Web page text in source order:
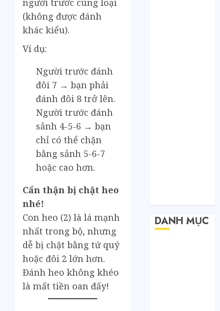
người trước cùng loại
(không được đánh
khác kiểu).
Ví dụ:
Người trước đánh
đôi 7 → bạn phải
đánh đôi 8 trở lên.
Người trước đánh
sảnh 4-5-6 → bạn
chỉ có thể chặn
bằng sảnh 5-6-7
hoặc cao hơn.
Cẩn thận bị chặt heo
nhé!
Con heo (2) là lá mạnh
nhất trong bộ, nhưng
dễ bị chặt bằng tứ quý
hoặc đôi 2 lớn hơn.
Đánh heo không khéo
là mất tiền oan đấy!
DANH MỤC